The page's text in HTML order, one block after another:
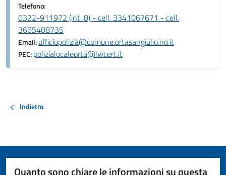
Telefono:
0322-911972 (int. 8) - cell. 3341067671 - cell.
3665408735
Email:ufficiopolizia@comune.ortasangiulio.no.it
PEC:polizialocaleorta@lwcert.it
Indietro
Quanto sono chiare le informazioni su questa